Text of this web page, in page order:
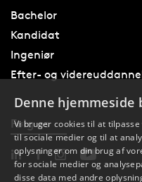
Bachelor
Kandidat
Ingeniør
Efter- og
Følg os
Denne hjemmeside
Vi bruger cookies til at
til sociale medier og til at
oplysninger om din brug af
for sociale medier og
disse data med andre